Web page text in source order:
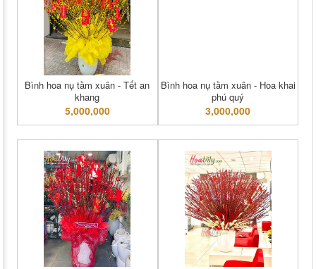
Bình hoa nụ tầm xuân - Tết an
khang
5,000,000
Bình hoa nụ tầm xuân - Hoa khai
phú quý
3,000,000